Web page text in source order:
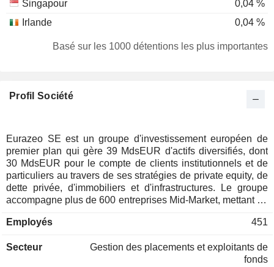
Singapour
0,04 %
Irlande
0,04 %
0,03 %
Basé sur les 1000 détentions les plus importantes
Profil Société
Eurazeo SE est un groupe d'investissement européen de
premier plan qui gère 39 MdsEUR d'actifs diversifiés, dont
30 MdsEUR pour le compte de clients institutionnels et de
particuliers au travers de ses stratégies de private equity, de
dette privée, d'immobiliers et d'infrastructures. Le groupe
accompagne plus de 600 entreprises Mid-Market, mettant au
450 collaborateurs, son expertise sectorielle, son accès
Europe, en Asie et aux Etats-Unis, ainsi que son approche
responsable de la création de valeur fondée sur la
Employés 451
Secteur
Gestion des placements et exploitants de
fonds